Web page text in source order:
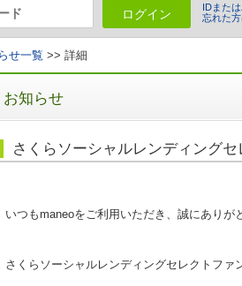
ログイン
IDまた
忘れた
せ一覧 >> 詳細
お知らせ
さくらソーシャルレンディング
いつもmaneoをご利用いただき、誠にありが
さくらソーシャルレンディングセレクトファ